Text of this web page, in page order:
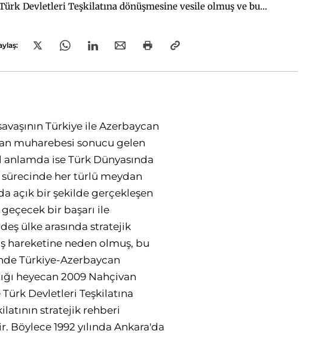
Devletleri Teşkilatına dönüşmesine vesile olmuş ve bu
Türkiye ile Azerbaycan
muharebesi sonucu gelen
ise Türk Dünyasında
sürecinde her türlü meydan
açık bir şekilde gerçekleşen
bir başarı ile
ülke arasında stratejik
hareketine neden olmuş, bu
Türkiye-Azerbaycan
heyecan 2009 Nahçivan
Devletleri Teşkilatına
stratejik rehberi
1992 yılında Ankara'da